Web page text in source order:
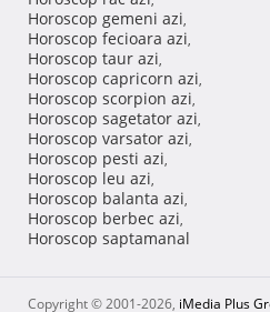
Horoscop gemeni azi,
Horoscop fecioara azi,
Horoscop taur azi,
Horoscop capricorn azi,
Horoscop scorpion azi,
Horoscop sagetator azi,
Horoscop varsator azi,
Horoscop pesti azi,
Horoscop leu azi,
Horoscop balanta azi,
Horoscop berbec azi,
Horoscop saptamanal
Copyright © 2001-2026, iMedia Plus